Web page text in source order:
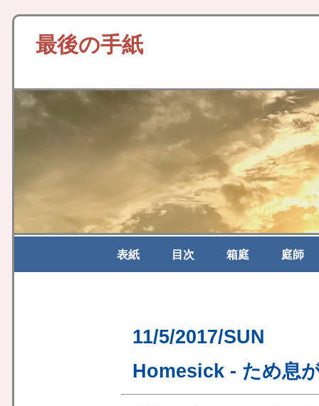
最後の手紙
表紙 目次 箱庭 庭師
11/5/2017/SUN
Homesick - ため息